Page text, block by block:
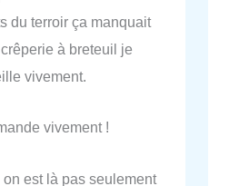
du terroir ça manquait
à breteuil je
vivement.
vivement !
est là pas seulement